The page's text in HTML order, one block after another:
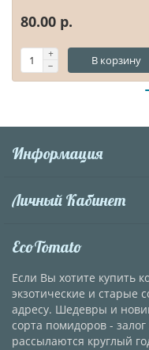
80.00 р.
В корзину
Информация
Личный Кабинет
EcoTomato
Если Вы хотите купить
экзотические и старые
адресу. Шедевры и
сорта помидоров -
рассылаются круглый